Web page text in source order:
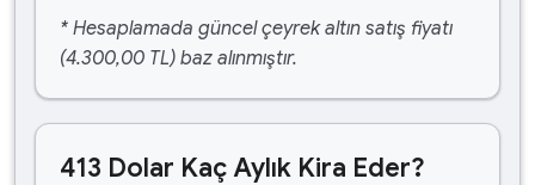
* Hesaplamada güncel çeyrek altın satış fiyatı
(4.300,00 TL) baz alınmıştır.
413 Dolar Kaç Aylık Kira Eder?